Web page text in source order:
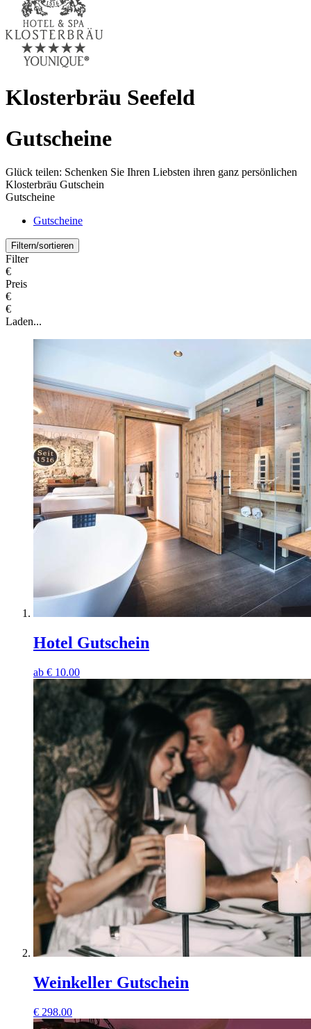
Klosterbräu Seefeld
Gutscheine
Glück teilen: Schenken Sie Ihren Liebsten ihren ganz persönlichen
Klosterbräu Gutschein
Gutscheine
Gutscheine
Filtern/sortieren
Filter
€
Preis
€
€
Laden...
Hotel Gutschein
ab € 10.00
Weinkeller Gutschein
€ 298.00